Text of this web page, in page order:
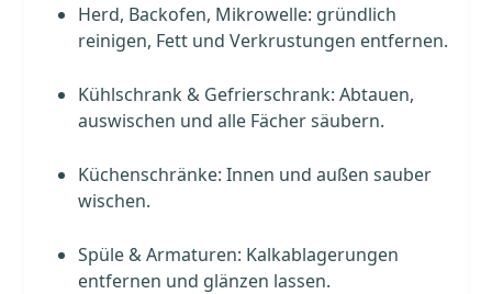
Herd, Backofen, Mikrowelle: gründlich
reinigen, Fett und Verkrustungen entfernen.
Kühlschrank & Gefrierschrank: Abtauen,
auswischen und alle Fächer säubern.
Küchenschränke: Innen und außen sauber
wischen.
Spüle & Armaturen: Kalkablagerungen
entfernen und glänzen lassen.